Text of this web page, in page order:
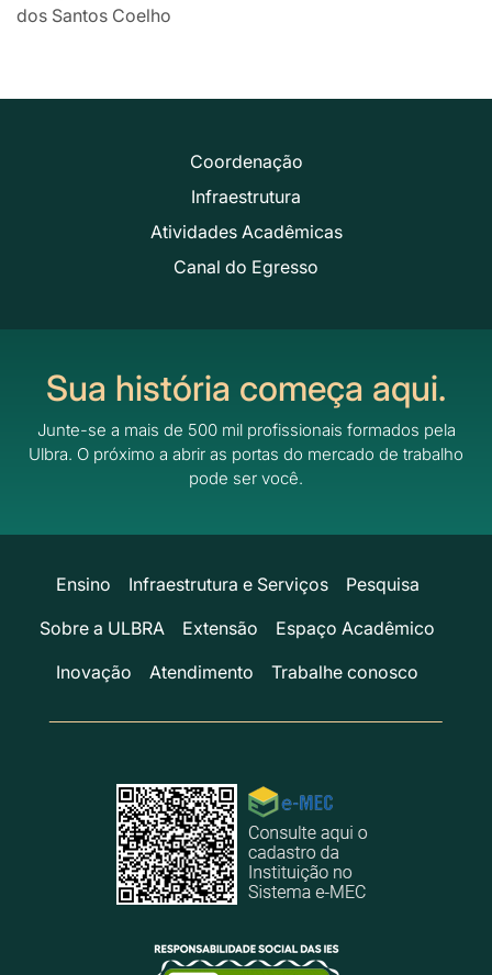
dos Santos Coelho
Coordenação
Infraestrutura
Atividades Acadêmicas
Canal do Egresso
Sua história começa aqui.
Junte-se a mais de 500 mil profissionais formados pela
Ulbra. O próximo a abrir as portas do mercado de trabalho
pode ser você.
Ensino Infraestrutura e Serviços
Pesquisa
Sobre a ULBRA
Extensão
Espaço Acadêmico
Inovação
Atendimento Trabalhe conosco